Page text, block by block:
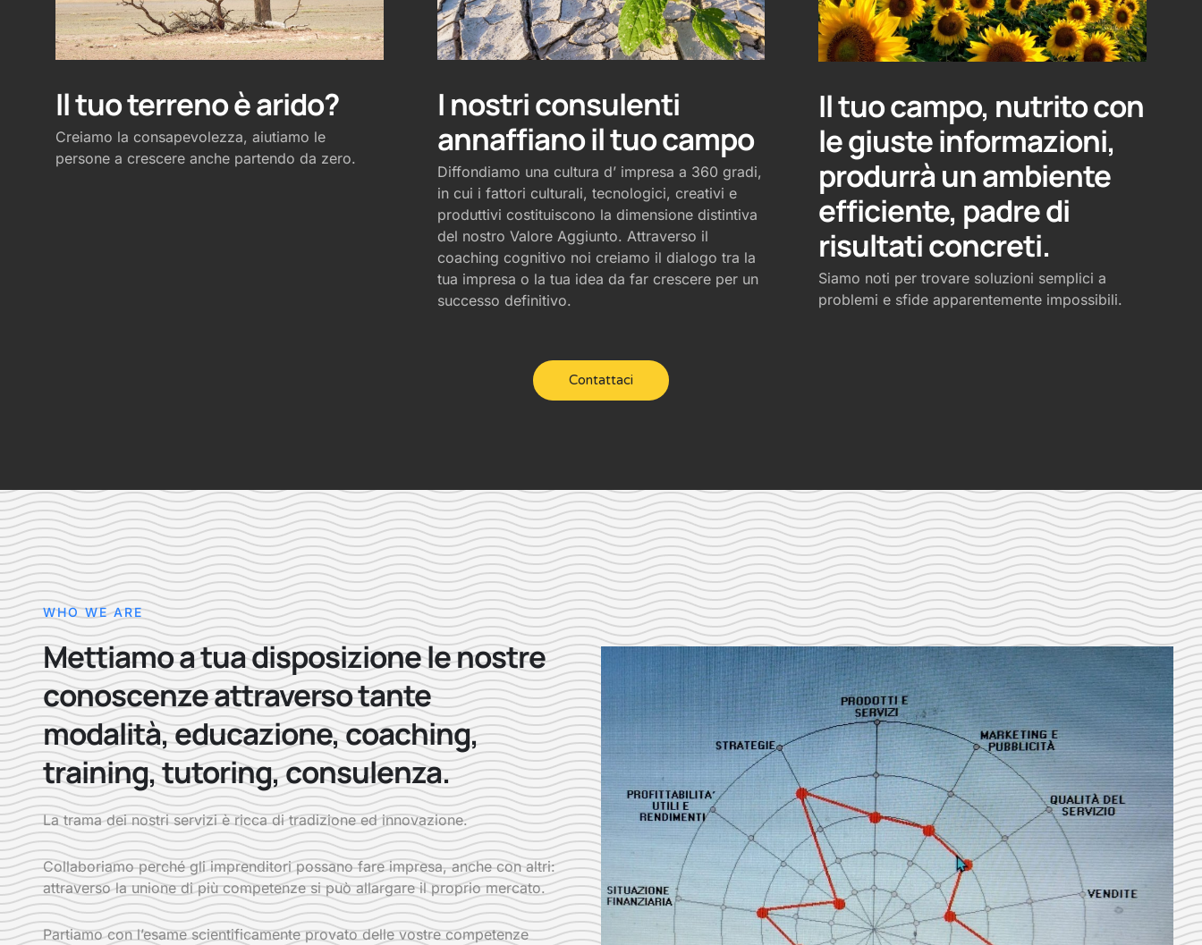
Il tuo terreno è arido?
Creiamo la consapevolezza, aiutiamo le
persone a crescere anche partendo da zero.
I nostri consulenti
annaffiano il tuo campo
Diffondiamo una cultura d’ impresa a 360 gradi,
in cui i fattori culturali, tecnologici, creativi e
produttivi costituiscono la dimensione distintiva
del nostro Valore Aggiunto. Attraverso il
coaching cognitivo noi creiamo il dialogo tra la
tua impresa o la tua idea da far crescere per un
successo definitivo.
Il tuo campo, nutrito con
le giuste informazioni,
produrrà un ambiente
efficiente, padre di
risultati concreti.
Siamo noti per trovare soluzioni semplici a
problemi e sfide apparentemente impossibili.
Contattaci
WHO WE ARE
Mettiamo a tua disposizione le nostre
conoscenze attraverso tante
modalità, educazione, coaching,
training, tutoring, consulenza.
La trama dei nostri servizi è ricca di tradizione ed innovazione.
Collaboriamo perché gli imprenditori possano fare impresa, anche con altri:
attraverso la unione di più competenze si può allargare il proprio mercato.
Partiamo con l’esame scientificamente provato delle vostre competenze